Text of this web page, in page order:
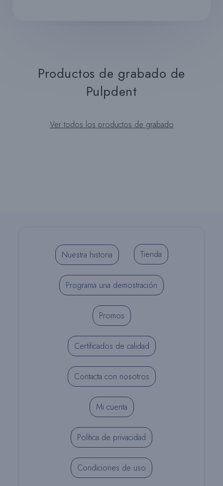
Productos de grabado de
Pulpdent
Ver todos los productos de grabado
Nuestra historia Tienda
Programa una demostración
Promos
Certificados de calidad
Contacta con nosotros
Mi cuenta
Política de privacidad
Condiciones de uso